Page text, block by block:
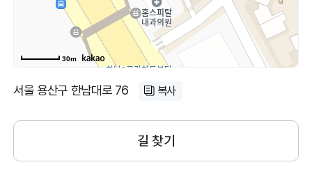
30m
서울 용산구 한남대로 76 복사
길 찾기